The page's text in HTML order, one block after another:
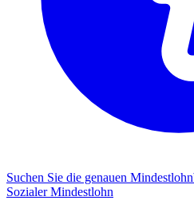
Suchen Sie die genauen
Sozialer Mindestlohn